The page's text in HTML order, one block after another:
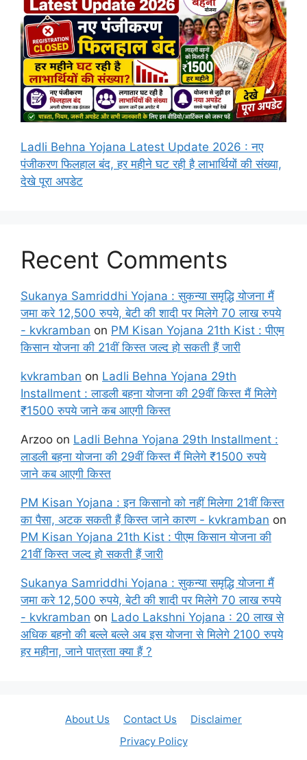
Ladli Behna Yojana Latest Update 2026 : नए
पंजीकरण फिलहाल बंद, हर महीने घट रही है लाभार्थियों की संख्या,
देखे पूरा अपडेट
Recent Comments
Sukanya Samriddhi Yojana : सुकन्या समृद्धि योजना मैं
जमा करे 12,500 रुपये, बेटी की शादी पर मिलेगे 70 लाख रुपये
- kvkramban on PM Kisan Yojana 21th Kist : पीएम
किसान योजना की 21वीं किस्त जल्द हो सकती हैं जारी
kvkramban on Ladli Behna Yojana 29th
Installment : लाडली बहना योजना की 29वीं किस्त मैं मिलेगे
₹1500 रुपये जाने कब आएगी किस्त
Arzoo on Ladli Behna Yojana 29th Installment :
लाडली बहना योजना की 29वीं किस्त मैं मिलेगे ₹1500 रुपये
जाने कब आएगी किस्त
PM Kisan Yojana : इन किसानो को नहीं मिलेगा 21वीं किस्त
का पैसा, अटक सकती हैं किस्त जाने कारण - kvkramban on
PM Kisan Yojana 21th Kist : पीएम किसान योजना की
21वीं किस्त जल्द हो सकती हैं जारी
Sukanya Samriddhi Yojana : सुकन्या समृद्धि योजना मैं
जमा करे 12,500 रुपये, बेटी की शादी पर मिलेगे 70 लाख रुपये
- kvkramban on Lado Lakshni Yojana : 20 लाख से
अधिक बहनो की बल्ले बल्ले अब इस योजना से मिलेगे 2100 रुपये
हर महीना, जाने पात्रता क्या हैं ?
About Us Contact Us
Disclaimer
Privacy Policy